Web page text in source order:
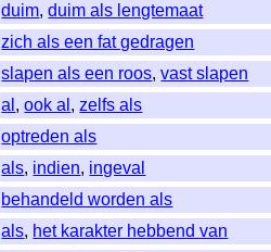
duim,duim als lengtemaat
zich als een fat gedragen
slapen als een roos,vast slapen
al ,ook al ,zelfs als
optreden als
als, indien, ingeval
behandeld worden als
als, het karakter hebbend van